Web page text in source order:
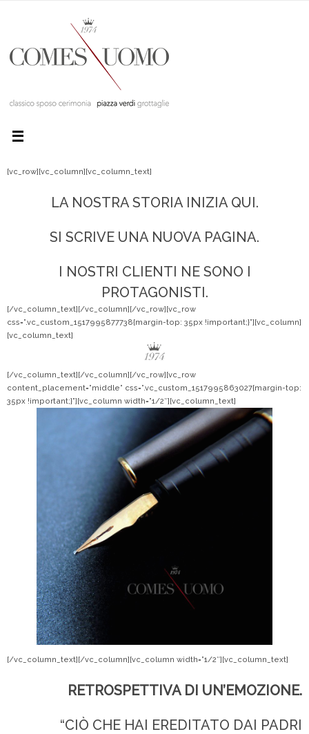
[vc_row][vc_column][vc_column_text]
LA NOSTRA STORIA INIZIA QUI.
SI SCRIVE UNA NUOVA PAGINA.
I NOSTRI CLIENTI NE SONO I
PROTAGONISTI.
[/vc_column_text][/vc_column][/vc_row][vc_row
css=”.vc_custom_1517995877738{margin-top: 35px !important;}”][vc_column]
[vc_column_text]
[/vc_column_text][/vc_column][/vc_row][vc_row
content_placement=”middle” css=”.vc_custom_1517995863027{margin-top:
35px !important;}”][vc_column width=”1/2″][vc_column_text]
[/vc_column_text][/vc_column][vc_column width=”1/2″][vc_column_text]
RETROSPETTIVA DI UN’EMOZIONE.
“CIÒ CHE HAI EREDITATO DAI PADRI